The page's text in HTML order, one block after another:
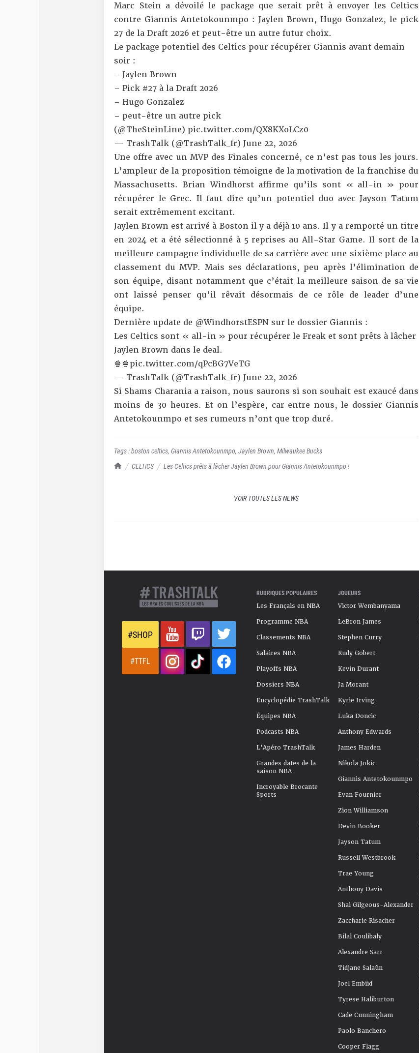
TrashTalk Actu NBA
CELTICS Les Celtics prêts à lâcher Jaylen Brown pour Giannis Antetokounmpo !
Marc Stein a dévoilé le package que serait prêt à envoyer les Celtics
contre Giannis Antetokounmpo : Jaylen Brown, Hugo Gonzalez, le pick
27 de la Draft 2026 et peut-être un autre futur choix.
Le package potentiel des Celtics pour récupérer Giannis avant demain
soir :
– Jaylen Brown
– Pick #27 à la Draft 2026
– Hugo Gonzalez
– peut-être un autre pick
(@TheSteinLine) pic.twitter.com/QX8KXoLCz0
— TrashTalk (@TrashTalk_fr) June 22, 2026
Une offre avec un MVP des Finales concerné, ce n’est pas tous les jours.
L’ampleur de la proposition témoigne de la motivation de la franchise du
Massachusetts. Brian Windhorst affirme qu’ils sont « all-in » pour
récupérer le Grec. Il faut dire qu’un potentiel duo avec Jayson Tatum
serait extrêmement excitant.
Jaylen Brown est arrivé à Boston il y a déjà 10 ans. Il y a remporté un titre
en 2024 et a été sélectionné à 5 reprises au All-Star Game. Il sort de la
meilleure campagne individuelle de sa carrière avec une sixième place au
classement du MVP. Mais ses déclarations, peu après l’élimination de
son équipe, disant notamment que c’était la meilleure saison de sa vie
ont laissé penser qu’il rêvait désormais de ce rôle de leader d’une
équipe.
Dernière update de @WindhorstESPN sur le dossier Giannis :
Les Celtics sont « all-in » pour récupérer le Freak et sont prêts à lâcher
Jaylen Brown dans le deal.
🍿🍿pic.twitter.com/qPcBG7VeTG
— TrashTalk (@TrashTalk_fr) June 22, 2026
Si Shams Charania a raison, nous saurons si son souhait est exaucé dans
moins de 30 heures. Et on l’espère, car entre nous, le dossier Giannis
Antetokounmpo et ses rumeurs n’ont que trop duré.
Tags :boston celtics, Giannis Antetokounmpo, Jaylen Brown, Milwaukee Bucks
VOIR TOUTES LES NEWS
#SHOP
#TTFL
RUBRIQUES POPULAIRES
Les Français en NBA
Programme NBA
Classements NBA
Salaires NBA
Playoffs NBA
Dossiers NBA
Encyclopédie TrashTalk
Équipes NBA
Podcasts NBA
L'Apéro TrashTalk
Grandes dates de la
saison NBA
Incroyable Brocante
Sports
JOUEURS
Victor Wembanyama
LeBron James
Stephen Curry
Rudy Gobert
Kevin Durant
Ja Morant
Kyrie Irving
Luka Doncic
Anthony Edwards
James Harden
Nikola Jokic
Giannis Antetokounmpo
Evan Fournier
Zion Williamson
Devin Booker
Jayson Tatum
Russell Westbrook
Trae Young
Anthony Davis
Shai Gilgeous-Alexander
Zaccharie Risacher
Bilal Coulibaly
Alexandre Sarr
Tidjane Salaün
Joel Embiid
Tyrese Haliburton
Cade Cunningham
Paolo Banchero
Cooper Flagg